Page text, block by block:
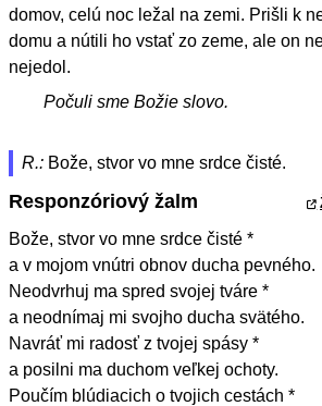
domov, celú noc ležal na zemi. Prišli k
domu a nútili ho vstať zo zeme, ale on
nejedol.
Počuli sme Božie slovo.
R.: Bože, stvor vo mne srdce čisté.
Responzóriový žalm
Bože, stvor vo mne srdce čisté *
a v mojom vnútri obnov ducha pevného.
Neodvrhuj ma spred svojej tváre *
a neodnímaj mi svojho ducha svätého.
Navráť mi radosť z tvojej spásy *
a posilni ma duchom veľkej ochoty.
Poučím blúdiacich o tvojich cestách *